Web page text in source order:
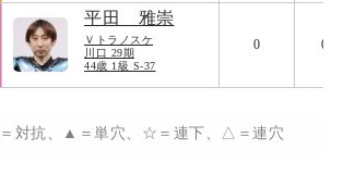
平田 雅崇
Ｖトラノスケ
川口 29期
44歳 1級 S-37
0 093
対抗、▲＝単穴、☆＝連下、△＝連穴